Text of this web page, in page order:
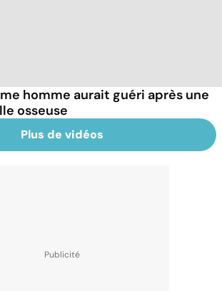
homme aurait guéri après une
osseuse
Plus de vidéos